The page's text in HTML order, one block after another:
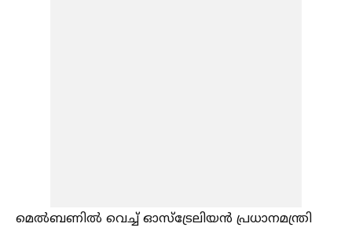
മെല്‍ബണില്‍ വെച്ച്‌ ഓസ്ട്രേലിയൻ പ്രധാനമന്ത്രി